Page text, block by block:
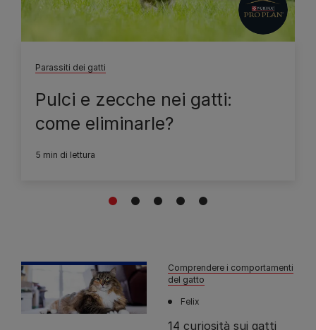
Parassiti dei gatti
Pulci e zecche nei gatti:
come eliminarle?
5 min di lettura
1 2 3 4 5
Comprendere i comportamenti
del gatto
Felix
14 curiosità sui gatti